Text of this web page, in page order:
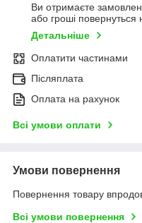
Ви отримаєте
або гроші повернуться
Детальніше
Оплатити частинами
Післяплата
Оплата на рахунок
Всі умови оплати
Умови повернення
Повернення товару
Всі умови повернення